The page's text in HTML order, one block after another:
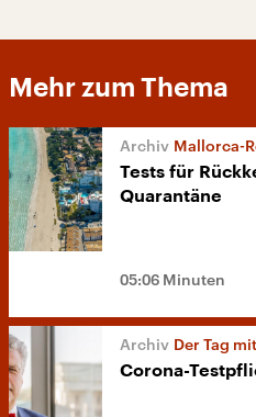
Mehr zum Thema
Mallorca-
Tests für
Quarantäne
05:06 Minuten
Der Tag
Corona-